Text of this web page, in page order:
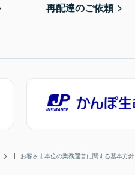
再配達のご依頼
お客さま本位の業務運営に関する基本方針